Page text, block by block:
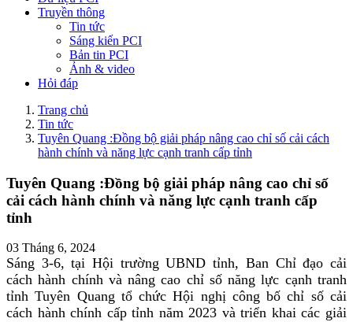
Truyền thông
Tin tức
Sáng kiến PCI
Bản tin PCI
Ảnh & video
Hỏi đáp
Trang chủ
Tin tức
Tuyên Quang :Đồng bộ giải pháp nâng cao chỉ số cải cách
hành chính và năng lực cạnh tranh cấp tỉnh
Tuyên Quang :Đồng bộ giải pháp nâng cao chỉ số
cải cách hành chính và năng lực cạnh tranh cấp
tỉnh
03 Tháng 6, 2024
Sáng 3-6, tại Hội trường UBND tỉnh, Ban Chỉ đạo cải
cách hành chính và nâng cao chỉ số năng lực cạnh tranh
tỉnh Tuyên Quang tổ chức Hội nghị công bố chỉ số cải
cách hành chính cấp tỉnh năm 2023 và triển khai các giải